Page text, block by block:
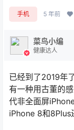
手机 5 年前
菜鸟小编
健康达人
已经到了2019年
有一种用古董的
代非全面屏
iPhone 8和8Plus